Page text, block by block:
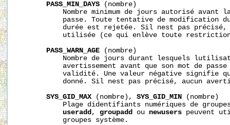
PASS_MIN_DAYS (nombre)
Nombre minimum de jours autorisé avant
passe. Toute tentative de modification
durée est rejetée. Sil nest pas précisé,
utilisée (ce qui enlève toute
PASS_WARN_AGE (nombre)
Nombre de jours durant lesquels
avertissement avant que son mot de passe
validité. Une valeur négative signifie
donné. Sil nest pas précisé, aucun
SYS_GID_MAX (nombre), SYS_GID_MIN (nombre)
Plage didentifiants numériques de
useradd, groupadd ou newusers peuvent
           groupes système.